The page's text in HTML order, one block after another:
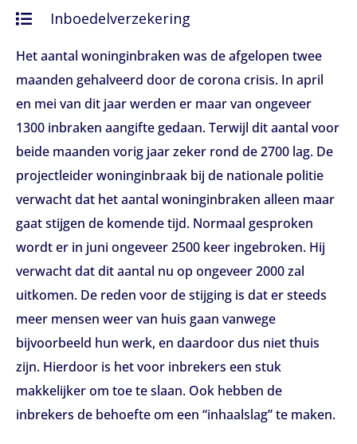
Inboedelverzekering
Het aantal woninginbraken was de afgelopen twee
maanden gehalveerd door de corona crisis. In april
en mei van dit jaar werden er maar van ongeveer
1300 inbraken aangifte gedaan. Terwijl dit aantal voor
beide maanden vorig jaar zeker rond de 2700 lag. De
projectleider woninginbraak bij de nationale politie
verwacht dat het aantal woninginbraken alleen maar
gaat stijgen de komende tijd. Normaal gesproken
wordt er in juni ongeveer 2500 keer ingebroken. Hij
verwacht dat dit aantal nu op ongeveer 2000 zal
uitkomen. De reden voor de stijging is dat er steeds
meer mensen weer van huis gaan vanwege
bijvoorbeeld hun werk, en daardoor dus niet thuis
zijn. Hierdoor is het voor inbrekers een stuk
makkelijker om toe te slaan. Ook hebben de
inbrekers de behoefte om een “inhaalslag” te maken.